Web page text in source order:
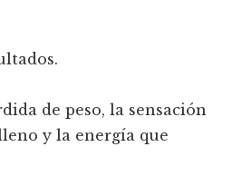
de peso, la sensación
y la energía que